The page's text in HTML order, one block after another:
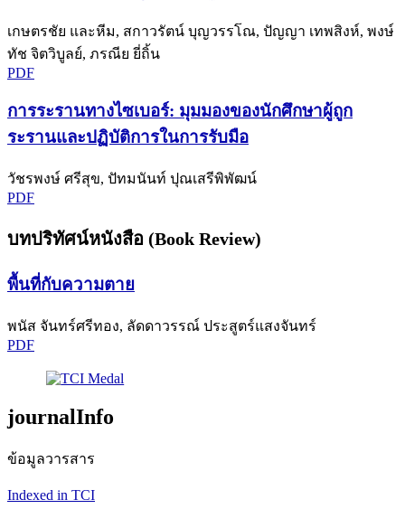
เกษตรชัย และหีม, สกาวรัตน์ บุญวรรโณ, ปัญญา เทพสิงห์, พงษ์
ทัช จิตวิบูลย์, ภรณีย ยี่ถิ้น
PDF
การระรานทางไซเบอร์: มุมมองของนักศึกษาผู้ถูก
ระรานและปฏิบัติการในการรับมือ
วัชรพงษ์ ศรีสุข, ปัทมนันท์ ปุณเสรีพิพัฒน์
PDF
บทปริทัศน์หนังสือ (Book Review)
พื้นที่กับความตาย
พนัส จันทร์ศรีทอง, ลัดดาวรรณ์ ประสูตร์แสงจันทร์
PDF
journalInfo
ข้อมูลวารสาร
Indexed in TCI